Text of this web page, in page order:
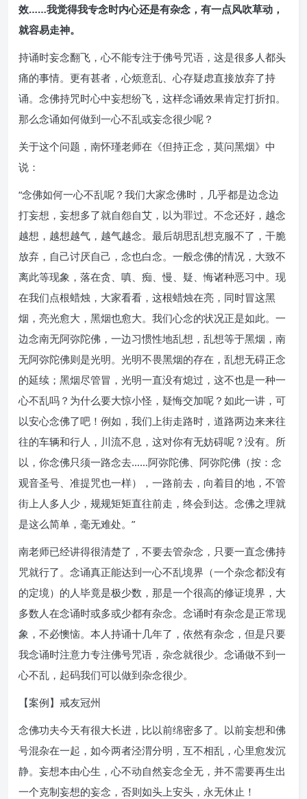
效……我觉得我专念时内心还是有杂念，有一点风吹草动，
就容易走神。
持诵时妄念翻飞，心不能专注于佛号咒语，这是很多人都头
痛的事情。更有甚者，心烦意乱、心存疑虑直接放弃了持
诵。念佛持咒时心中妄想纷飞，这样念诵效果肯定打折扣。
那么念诵如何做到一心不乱或妄念很少呢？
关于这个问题，南怀瑾老师在《但持正念，莫问黑烟》中
说：
“念佛如何一心不乱呢？我们大家念佛时，几乎都是边念边
打妄想，妄想多了就自怨自艾，以为罪过。不念还好，越念
越想，越想越气，越气越念。最后胡思乱想克服不了，干脆
放弃，自己讨厌自己，念也白念。一般念佛的情况，大致不
离此等现象，落在贪、嗔、痴、慢、疑、悔诸种恶习中。现
在我们点根蜡烛，大家看看，这根蜡烛在亮，同时冒这黑
烟，亮光愈大，黑烟也愈大。我们心念的状况正是如此。一
边念南无阿弥陀佛，一边习惯性地乱想，乱想等于黑烟，南
无阿弥陀佛则是光明。光明不畏黑烟的存在，乱想无碍正念
的延续；黑烟尽管冒，光明一直没有熄过，这不也是一种一
心不乱吗？为什么要大惊小怪，疑悔交加呢？如此一讲，可
以安心念佛了吧！例如，我们上街走路时，道路两边来来往
往的车辆和行人，川流不息，这对你有无妨碍呢？没有。所
以，你念佛只须一路念去……阿弥陀佛、阿弥陀佛（按：念
观音圣号、准提咒也一样），一路前去，向着目的地，不管
街上人多人少，规规矩矩直往前走，终会到达。念佛之理就
是这么简单，毫无难处。”
南老师已经讲得很清楚了，不要去管杂念，只要一直念佛持
咒就行了。念诵真正能达到一心不乱境界（一个杂念都没有
的定境）的人毕竟是极少数，那是一个很高的修证境界，大
多数人在念诵时或多或少都有杂念。念诵时有杂念是正常现
象，不必懊恼。本人持诵十几年了，依然有杂念，但是只要
我念诵时注意力专注佛号咒语，杂念就很少。念诵做不到一
心不乱，起码我们可以做到杂念很少。
【案例】戒友冠州
念佛功夫今天有很大长进，比以前绵密多了。以前妄想和佛
号混杂在一起，如今两者泾渭分明，互不相乱，心里愈发沉
静。妄想本由心生，心不动自然妄念全无，并不需要再生出
一个克制妄想的妄念，否则如头上安头，永无休止！